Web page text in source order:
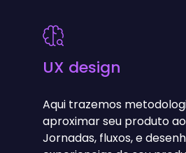
UX design
Aqui trazemos
aproximar seu produto
Jornadas, fluxos, e